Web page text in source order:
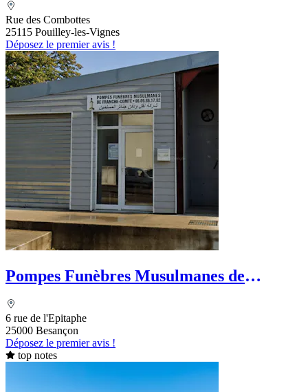
Rue des Combottes
25115 Pouilley-les-Vignes
Déposez le premier avis !
Pompes Funèbres Musulmanes de
6 rue de l'Epitaphe
25000 Besançon
Déposez le premier avis !
top notes